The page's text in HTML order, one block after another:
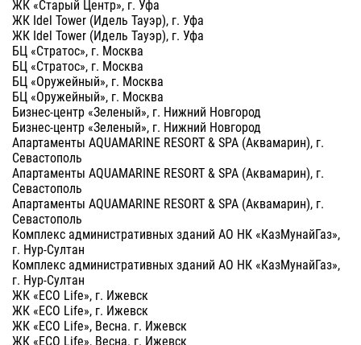
ЖК «Старый Центр», г. Уфа
ЖК Idel Tower (Идель Тауэр), г. Уфа
ЖК Idel Tower (Идель Тауэр), г. Уфа
БЦ «Стратос», г. Москва
БЦ «Стратос», г. Москва
БЦ «Оружейный», г. Москва
БЦ «Оружейный», г. Москва
Бизнес-центр «Зеленый», г. Нижний Новгород
Бизнес-центр «Зеленый», г. Нижний Новгород
Апартаменты AQUAMARINE RESORT & SPA (Аквамарин), г.
Севастополь
Апартаменты AQUAMARINE RESORT & SPA (Аквамарин), г.
Севастополь
Апартаменты AQUAMARINE RESORT & SPA (Аквамарин), г.
Севастополь
Комплекс административных зданий АО НК «КазМунайГаз»,
г. Нур-Султан
Комплекс административных зданий АО НК «КазМунайГаз»,
г. Нур-Султан
ЖК «ECO Life», г. Ижевск
ЖК «ECO Life», г. Ижевск
ЖК «ECO Life», Весна. г. Ижевск
ЖК «ECO Life», Весна. г. Ижевск